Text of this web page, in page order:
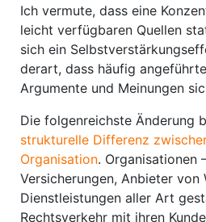
Ich vermute, dass eine
leicht verfügbaren Quellen
sich ein
derart, dass häufig
Argumente und Meinungen
Die folgenreichste Änderung
strukturelle Differenz
Organisation. Organisationen
Versicherungen, Anbieter von
Dienstleistungen aller Art
Rechtsverkehr mit ihren